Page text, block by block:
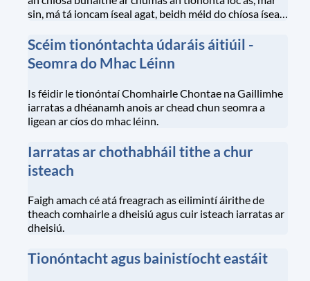
sin, má tá ioncam íseal agat, beidh méid do chíosa íseal;
chíosa in airde freisin.
Scéim tionóntachta údaráis áitiúil -
Seomra do Mhac Léinn
Is féidir le tionóntaí Chomhairle Chontae na Gaillimhe
iarratas a dhéanamh anois ar chead chun seomra a
ligean ar cíos do mhac léinn.
Iarratas ar chothabháil tithe a chur
isteach
Faigh amach cé atá freagrach as eilimintí áirithe de
theach comhairle a dheisiú agus cuir isteach iarratas ar
dheisiú.
Tionóntacht agus bainistíocht eastáit